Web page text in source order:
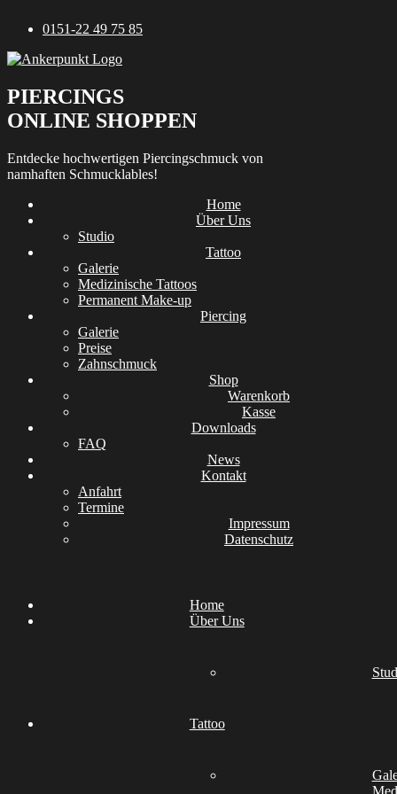
Inhalt
0151-22 49 75 85
PIERCINGS
ONLINE SHOPPEN
Entdecke hochwertigen Piercingschmuck von
namhaften Schmucklables!
Home
Über Uns
Studio
Tattoo
Galerie
Medizinische Tattoos
Permanent Make-up
Piercing
Galerie
Preise
Zahnschmuck
Shop
Warenkorb
Kasse
Downloads
FAQ
News
Kontakt
Anfahrt
Termine
Impressum
Datenschutz
Home
Über Uns
Tattoo